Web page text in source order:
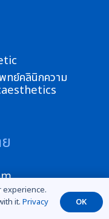
ทย์คลินิกความ
experience.
it. Privacy
OK